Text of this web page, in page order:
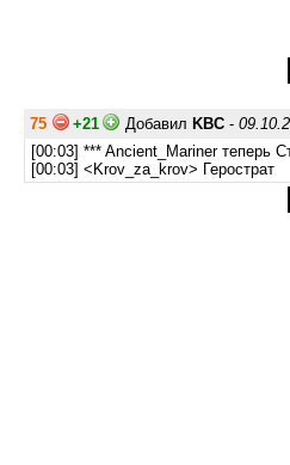
75 +21 Добавил KBC -
[00:03] *** Ancient_Mariner теперь
[00:03] <Krov_za_krov> Герострат